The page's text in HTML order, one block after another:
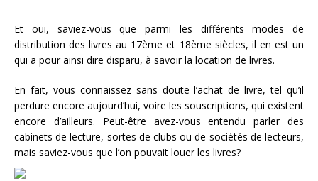
Et oui, saviez-vous que parmi les différents modes de
distribution des livres au 17ème et 18ème siècles, il en est un
qui a pour ainsi dire disparu, à savoir la location de livres.
En fait, vous connaissez sans doute l’achat de livre, tel qu’il
perdure encore aujourd’hui, voire les souscriptions, qui existent
encore d’ailleurs. Peut-être avez-vous entendu parler des
cabinets de lecture, sortes de clubs ou de sociétés de lecteurs,
mais saviez-vous que l’on pouvait louer les livres?